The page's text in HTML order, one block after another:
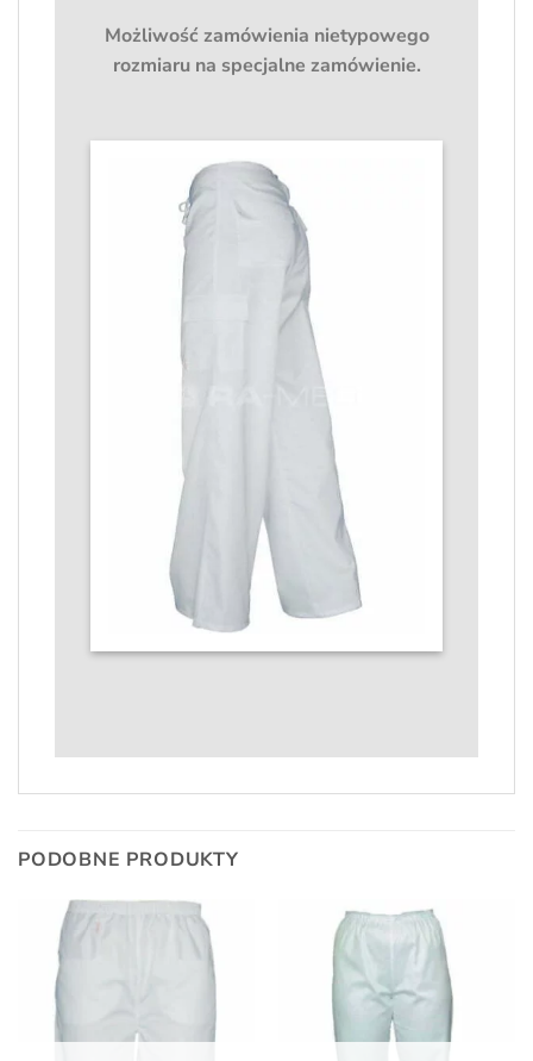
Możliwość zamówienia nietypowego
rozmiaru na specjalne zamówienie.
PODOBNE PRODUKTY